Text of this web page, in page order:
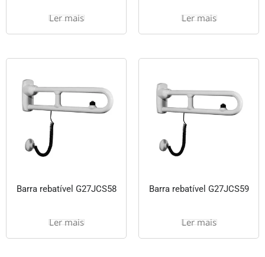
Ler mais Ler mais
Barra rebatível G27JCS58
Ler mais
Barra rebatível G27JCS59
Ler mais